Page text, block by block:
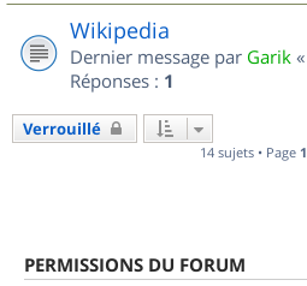
Wikipedia
Dernier message par Garik «
Réponses : 1
Verrouillé
14 sujets • Page 1
PERMISSIONS DU FORUM